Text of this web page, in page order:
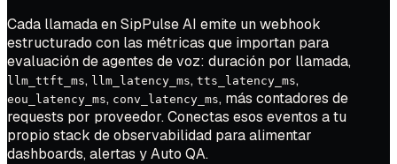
Cada llamada en SipPulse AI emite un webhook
estructurado con las métricas que importan para
evaluación de agentes de voz: duración por llamada,
llm_ttft_ms, llm_latency_ms, tts_latency_ms,
eou_latency_ms, conv_latency_ms, más contadores de
requests por proveedor. Conectas esos eventos a tu
propio stack de observabilidad para alimentar
dashboards, alertas y Auto QA.